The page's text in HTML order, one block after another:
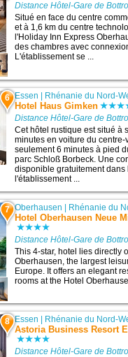
Distance Hôtel-Gare de
Situé en face du centre
et à 1,6 km du centre
l'Holiday Inn Express
des chambres avec
L'établissement se ...
6 Essen | Rhénanie du Nord-
Hotel Haus Gimken
Distance Hôtel-Gare de
Cet hôtel rustique est situé à
minutes en voiture du centre-
seulement 6 minutes à pied
parc Schloß Borbeck. Une
disponible gratuitement dans
l'établissement ...
7 Oberhausen | Rhénanie du
Hotel Oberhausen Neue
Distance Hôtel-Gare de
This 4-star, hotel lies directly
Oberhausen, the largest
Europe. It offers an elegant
rooms at the Hotel
8 Essen Rhénanie du Nord-
Astoria Business Resort
Distance Hôtel-Gare de